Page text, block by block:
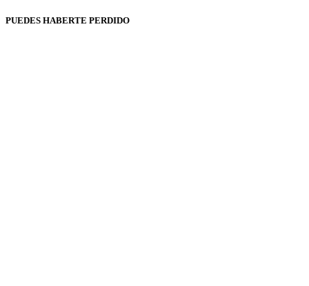
PUEDES HABERTE PERDIDO